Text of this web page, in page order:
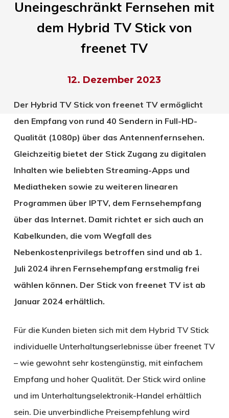
Uneingeschränkt Fernsehen mit
dem Hybrid TV Stick von
freenet TV
12. Dezember 2023
Der Hybrid TV Stick von freenet TV ermöglicht
den Empfang von rund 40 Sendern in Full-HD-
Qualität (1080p) über das Antennenfernsehen.
Gleichzeitig bietet der Stick Zugang zu digitalen
Inhalten wie beliebten Streaming-Apps und
Mediatheken sowie zu weiteren linearen
Programmen über IPTV, dem Fernsehempfang
über das Internet. Damit richtet er sich auch an
Kabelkunden, die vom Wegfall des
Nebenkostenprivilegs betroffen sind und ab 1.
Juli 2024 ihren Fernsehempfang erstmalig frei
wählen können. Der Stick von freenet TV ist ab
Januar 2024 erhältlich.
Für die Kunden bieten sich mit dem Hybrid TV Stick
individuelle Unterhaltungserlebnisse über freenet TV
– wie gewohnt sehr kostengünstig, mit einfachem
Empfang und hoher Qualität. Der Stick wird online
und im Unterhaltungselektronik-Handel erhältlich
sein. Die unverbindliche Preisempfehlung wird